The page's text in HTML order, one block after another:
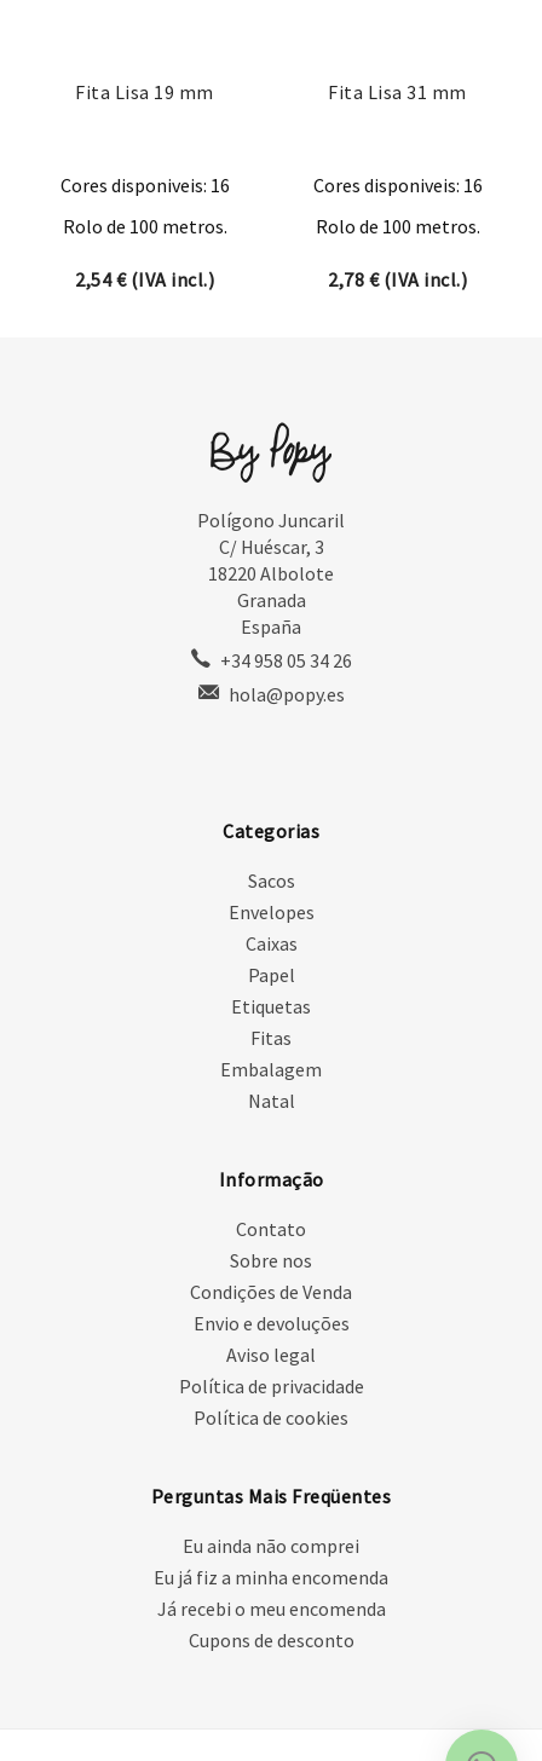
Fita Lisa 19 mm
Cores disponiveis: 16
Rolo de 100 metros.
2,54€(IVA incl.)
Fita Lisa 31 mm
Cores disponiveis: 16
Rolo de 100 metros.
2,78 €(IVA incl.)
Polígono Juncaril
C/ Huéscar, 3
18220 Albolote
Granada
España
+34 958 05 34 26
hola@popy.es
Categorias
Sacos
Envelopes
Caixas
Papel
Etiquetas
Fitas
Embalagem
Natal
Informação
Contato
Sobre nos
Condições de Venda
Envio e devoluções
Aviso legal
Política de privacidade
Política de cookies
Perguntas Mais Freqüentes
Eu ainda não comprei
Eu já fiz a minha encomenda
Já recebi o meu encomenda
Cupons de desconto